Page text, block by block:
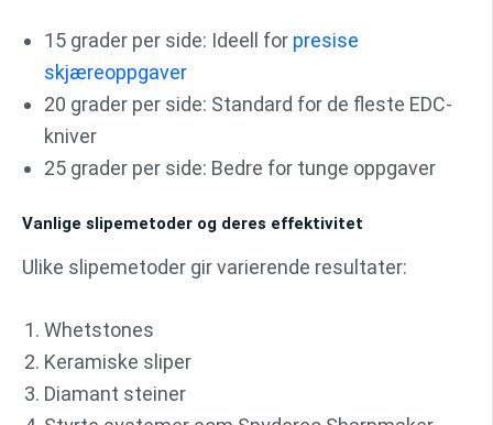
15 grader per side: Ideell for presise
skjæreoppgaver
20 grader per side: Standard for de fleste EDC-
kniver
25 grader per side: Bedre for tunge oppgaver
Vanlige slipemetoder og deres effektivitet
Ulike slipemetoder gir varierende resultater:
Whetstones
Keramiske sliper
Diamant steiner